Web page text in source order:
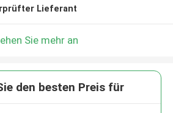
Lieferant
Sie mehr an
den besten Preis für